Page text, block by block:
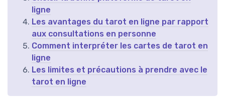
ligne
Les avantages du tarot en ligne par rapport
aux consultations en personne
Comment interpréter les cartes de tarot en
ligne
Les limites et précautions à prendre avec le
tarot en ligne